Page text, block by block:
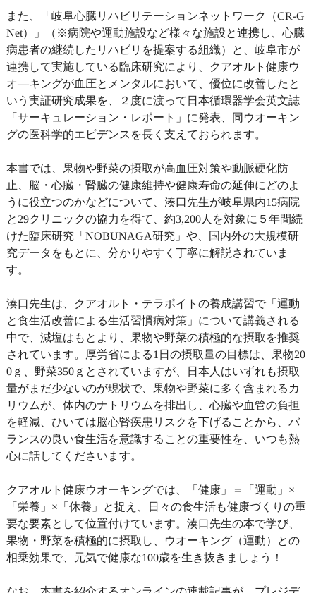
また、「岐阜心臓リハビリテーションネットワーク（CR-G
Net）」（※病院や運動施設など様々な施設と連携し、心臓
病患者の継続したリハビリを提案する組織）と、岐阜市が
連携して実施している臨床研究により、クアオルト健康ウ
オ―キングが血圧とメンタルにおいて、優位に改善したと
いう実証研究成果を、２度に渡って日本循環器学会英文誌
「サーキュレーション・レポート」に発表、同ウオーキン
グの医科学的エビデンスを長く支えておられます。
本書では、果物や野菜の摂取が高血圧対策や動脈硬化防
止、脳・心臓・腎臓の健康維持や健康寿命の延伸にどのよ
うに役立つのかなどについて、湊口先生が岐阜県内15病院
と29クリニックの協力を得て、約3,200人を対象に５年間続
けた臨床研究「NOBUNAGA研究」や、国内外の大規模研
究データをもとに、分かりやすく丁寧に解説されていま
す。
湊口先生は、クアオルト・テラポイトの養成講習で「運動
と食生活改善による生活習慣病対策」について講義される
中で、減塩はもとより、果物や野菜の積極的な摂取を推奨
されています。厚労省による1日の摂取量の目標は、果物20
0ｇ、野菜350ｇとされていますが、日本人はいずれも摂取
量がまだ少ないのが現状で、果物や野菜に多く含まれるカ
リウムが、体内のナトリウムを排出し、心臓や血管の負担
を軽減、ひいては脳心腎疾患リスクを下げることから、バ
ランスの良い食生活を意識することの重要性を、いつも熱
心に話してくださいます。
クアオルト健康ウオーキングでは、「健康」＝「運動」×
「栄養」×「休養」と捉え、日々の食生活も健康づくりの重
要な要素として位置付けています。湊口先生の本で学び、
果物・野菜を積極的に摂取し、ウオーキング（運動）との
相乗効果で、元気で健康な100歳を生き抜きましょう！